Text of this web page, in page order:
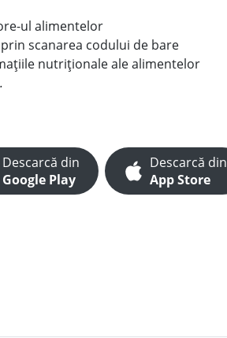
ul alimentelor
scanarea codului de bare
nutriționale ale alimentelor
Descarcă din
Google Play
Descarcă din
App Store